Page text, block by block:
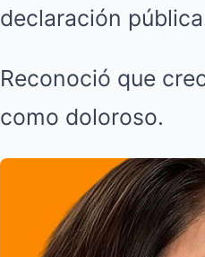
declaración
Reconoció que
como doloroso.